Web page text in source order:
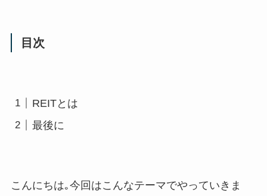
目次
REITとは
最後に
こんにちは｡今回はこんなテーマでやっていきま